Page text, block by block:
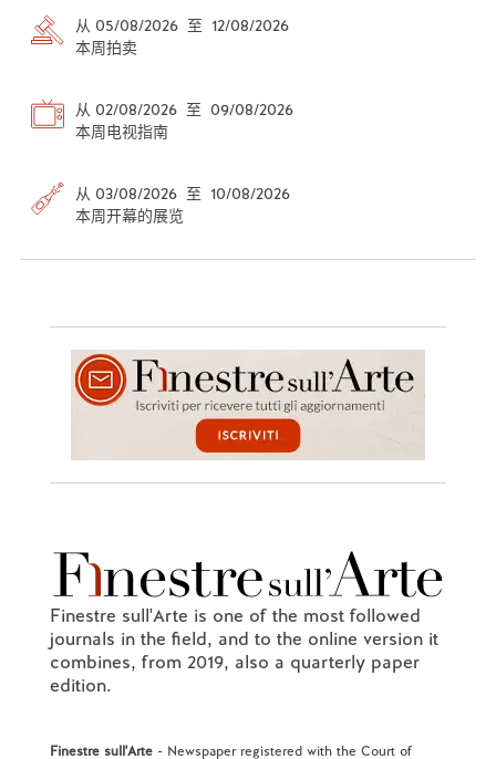
从 05/08/2026 至 12/08/2026
本周拍卖
从 02/08/2026 至 09/08/2026
本周电视指南
从 03/08/2026 至 10/08/2026
本周开幕的展览
Finestre sull'Arte is one of the most followed
journals in the field, and to the online version it
combines, from 2019, also a quarterly paper
edition.
Finestre sull'Arte- Newspaper registered with the Court of